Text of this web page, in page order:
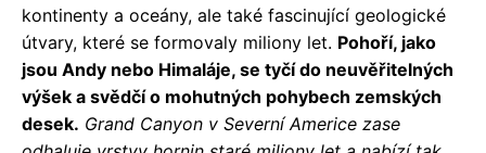
kontinenty a oceány, ale také fascinující geologické
útvary, které se formovaly miliony let. Pohoří, jako
jsou Andy nebo Himaláje, se tyčí do neuvěřitelných
výšek a svědčí o mohutných pohybech zemských
desek. Grand Canyon v Severní Americe zase